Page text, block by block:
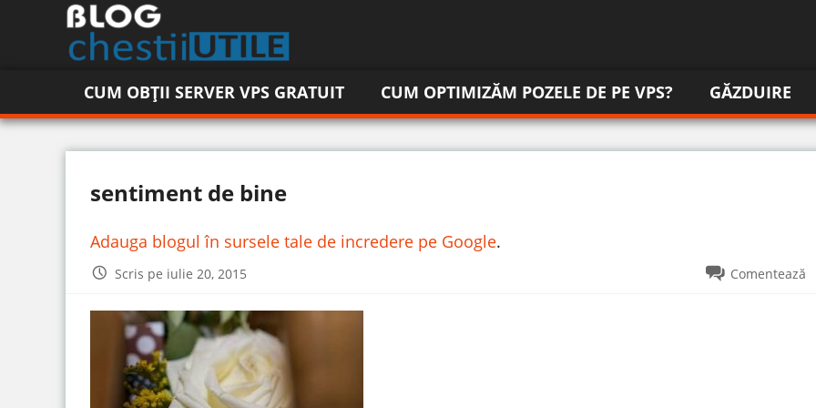
CUM OBȚII SERVER VPS GRATUIT CUM OPTIMIZĂM POZELE DE PE VPS? GĂZDUIRE
sentiment de bine
Adauga blogul în sursele tale de incredere pe Google.
Scris pe iulie 20, 2015 Comentează